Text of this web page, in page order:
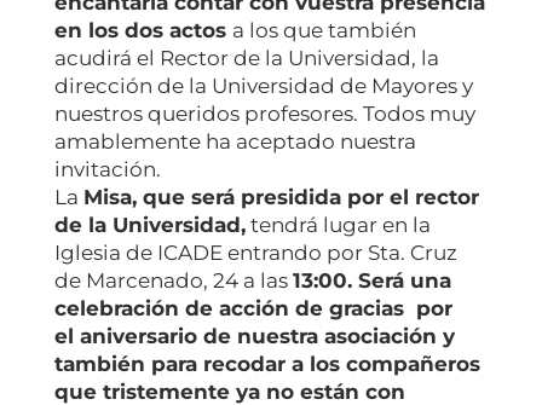
en los dos actos a los que también
acudirá el Rector de la Universidad, la
dirección de la Universidad de Mayores y
nuestros queridos profesores. Todos muy
amablemente ha aceptado nuestra
invitación.
La Misa, que será presidida por el rector
de la Universidad,tendrá lugar en la
Iglesia de ICADE entrando por Sta. Cruz
de Marcenado, 24 a las 13:00. Será una
celebración de acción de gracias por
el aniversario de nuestra asociación y
también para recodar a los compañeros
que tristemente ya no están con